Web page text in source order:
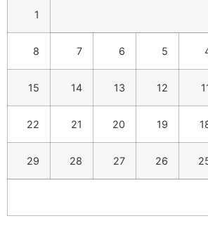
1
5
6
7
8
12
13
14
15
19
20
21
22
26
27
28
29